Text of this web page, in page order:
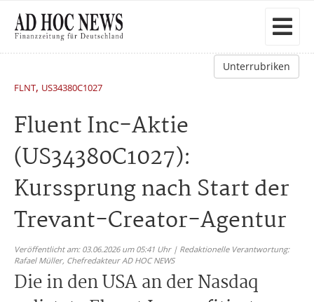
Unterrubriken
FLNT, US34380C1027
Fluent Inc-Aktie
(US34380C1027):
Kurssprung nach Start der
Trevant-Creator-Agentur
Veröffentlicht am: 03.06.2026 um 05:41 Uhr | Redaktionelle Verantwortung:
Rafael Müller, Chefredakteur AD HOC NEWS
Die in den USA an der Nasdaq